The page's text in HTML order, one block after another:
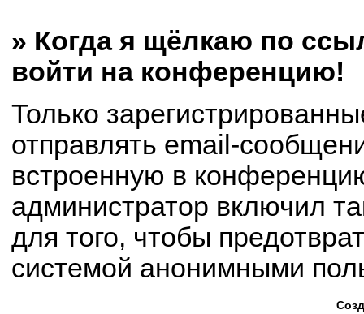
» Когда я щёлкаю по
войти на конференцию!
Только
отправлять email-
встроенную в
администратор включил
для того, чтобы
системой анонимными